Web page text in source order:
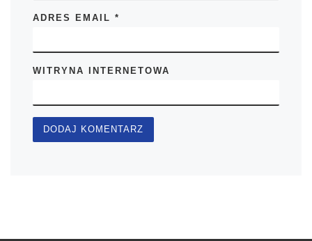
ADRES EMAIL*
WITRYNA INTERNETOWA